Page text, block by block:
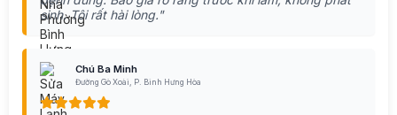
sinh. Tôi rất hài lòng."
Chú Ba Minh
Đường Gò Xoài, P. Bình Hưng Hòa